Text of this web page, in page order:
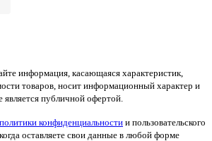
информация, касающаяся характеристик,
товаров, носит информационный характер и
является публичной офертой.
политики конфиденциальности и пользовательского
оставляете свои данные в любой форме